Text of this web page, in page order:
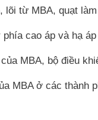
lõi từ MBA, quạt
cao áp và hạ
MBA, bộ điều
MBA ở các thành